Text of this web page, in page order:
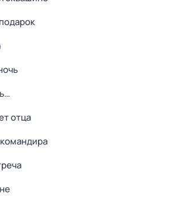
отца